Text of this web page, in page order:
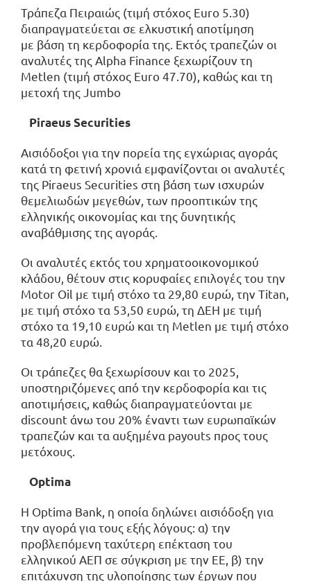
Τράπεζα Πειραιώς (τιμή στόχος Euro 5.30)
διαπραγματεύεται σε ελκυστική αποτίμηση
με βάση τη κερδοφορία της. Εκτός τραπεζών οι
αναλυτές της Alpha Finance ξεχωρίζουν τη
Metlen (τιμή στόχος Euro 47.70), καθώς και τη
μετοχή της Jumbo
Piraeus Securities
Αισιόδοξοι για την πορεία της εγχώριας αγοράς
κατά τη φετινή χρονιά εμφανίζονται οι αναλυτές
της Piraeus Securities στη βάση των ισχυρών
θεμελιωδών μεγεθών, των προοπτικών της
ελληνικής οικονομίας και της δυνητικής
αναβάθμισης της αγοράς.
Οι αναλυτές εκτός του χρηματοοικονομικού
κλάδου, θέτουν στις κορυφαίες επιλογές του την
Motor Oil με τιμή στόχο τα 29,80 ευρώ, την Titan,
με τιμή στόχο τα 53,50 ευρώ, τη ΔΕΗ με τιμή
στόχο τα 19,10 ευρώ και τη Metlen με τιμή στόχο
τα 48,20 ευρώ.
Οι τράπεζες θα ξεχωρίσουν και το 2025,
υποστηριζόμενες από την κερδοφορία και τις
αποτιμήσεις, καθώς διαπραγματεύονται με
discount άνω του 20% έναντι των ευρωπαϊκών
τραπεζών και τα αυξημένα payouts προς τους
μετόχους.
Optima
H Optima Bank, η οποία δηλώνει αισιόδοξη για
την αγορά για τους εξής λόγους: α) την
προβλεπόμενη ταχύτερη επέκταση του
ελληνικού ΑΕΠ σε σύγκριση με την ΕΕ, β) την
επιτάχυνση της υλοποίησης των έργων που